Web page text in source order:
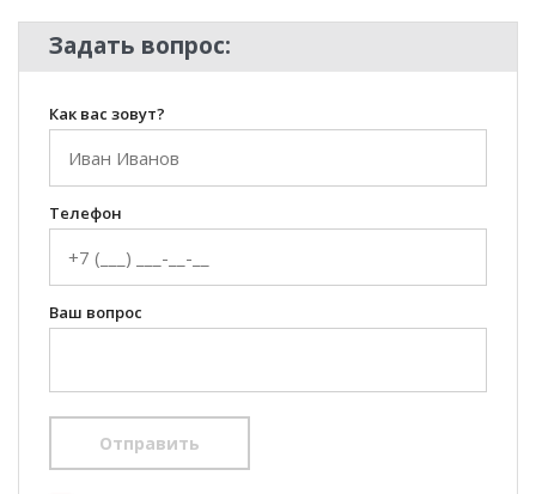
Задать вопрос:
Как вас зовут?
Телефон
Ваш вопрос
Отправить